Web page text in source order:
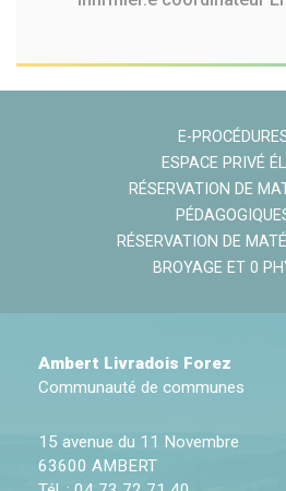
E-
ESPACE PRIVÉ
RÉSERVATION DE
RÉSERVATION DE
BROYAGE ET 0
Ambert Livradois Forez
Communauté de communes
15 avenue du 11 Novembre
63600 AMBERT